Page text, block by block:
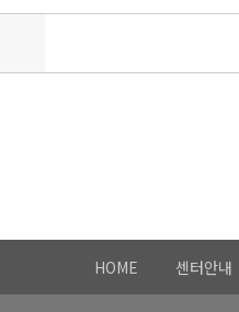
HOME 센터안내